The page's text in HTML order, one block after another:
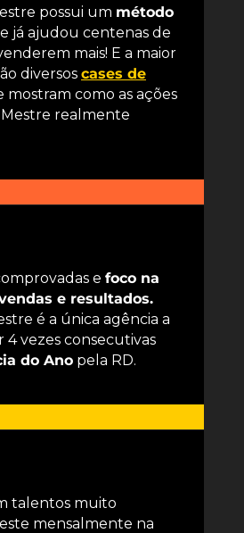
possui um método
já ajudou centenas de
mais! E a maior
diversos cases de
mostram como as ações
realmente
e foco na
e resultados.
é a única agência a
4 vezes consecutivas
do Ano pela RD.
talentos muito
mensalmente na